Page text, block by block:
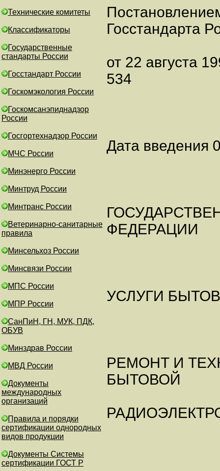
Технические комитеты
Классификаторы
Государственные
стандарты России
Госстандарт России
Госкомэкология России
Госкомсанэпиднадзор
России
Госгортехнадзор России
МЧС России
Минэнерго России
Минтруд России
Минтранс России
Ветеринарно-санитарные
правила
Минсельхоз России
Минсвязи России
МПС России
МПР России
СанПиН, ГН, МУК, ПДК,
ОБУВ
Минздрав России
МВД России
Документы
международных
организаций
Правила и порядки
сертификации однородных
видов продукции
Документы Системы
сертификации ГОСТ Р
Госстандарта
от 22 августа
534
Дата введения
ФЕДЕРАЦИИ
УСЛУГИ
РЕМОНТ И
БЫТОВОЙ